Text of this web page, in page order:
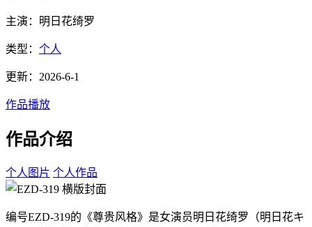
主演：明日花绮罗
类型： 个人
更新：2026-6-1
作品播放
作品介绍
个人图片 个人作品
编号EZD-319的《尊贵风格》是女演员明日花绮罗（明日花キ